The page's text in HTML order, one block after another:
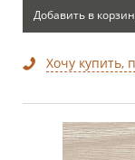
Добавить в
Хочу купить,